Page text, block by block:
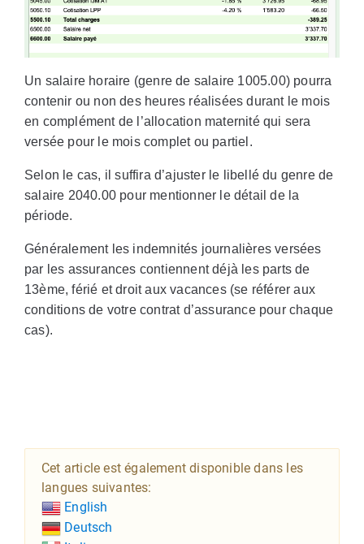
Un salaire horaire (genre de salaire 1005.00) pourra
contenir ou non des heures réalisées durant le mois
en complément de l’allocation maternité qui sera
versée pour le mois complet ou partiel.
Selon le cas, il suffira d’ajuster le libellé du genre de
salaire 2040.00 pour mentionner le détail de la
période.
Généralement les indemnités journalières versées
par les assurances contiennent déjà les parts de
13ème, férié et droit aux vacances (se référer aux
conditions de votre contrat d’assurance pour chaque
cas).
Cet article est également disponible dans les
langues suivantes:
English
Deutsch